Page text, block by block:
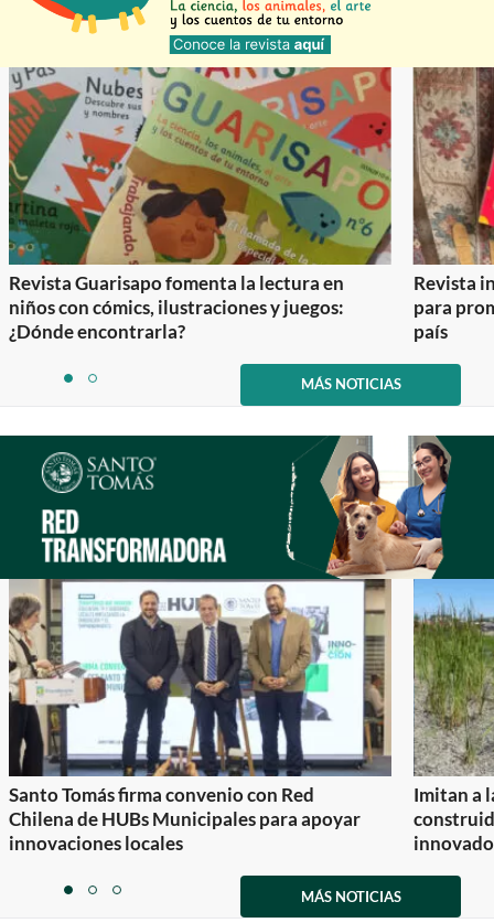
Revista Guarisapo fomenta la lectura en
niños con cómics, ilustraciones y juegos:
¿Dónde encontrarla?
Revista
para
país
itemitem
2
MÁS NOTICIAS
Santo Tomás firma convenio con Red
Chilena de HUBs Municipales para apoyar
innovaciones locales
Imitan a
itemitemitem
MÁS NOTICIAS